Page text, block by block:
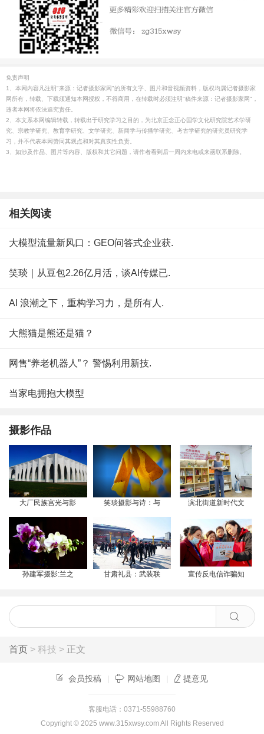
免责声明
1、本网内容凡注明"来源：记者摄影家网"的所有文字、图片和音视频资料，版权均属记者摄影家
网所有，转载、下载须通知本网授权，不得商用，在转载时必须注明"稿件来源：记者摄影家网"，
违者本网将依法追究责任。
2、本文系本网编辑转载，转载出于研究学习之目的，为北京正念正心国学文化研究院艺术学研
究、宗教学研究、教育学研究、文学研究、新闻学与传播学研究、考古学研究的研究员研究学
习，并不代表本网赞同其观点和对其真实性负责。
3、如涉及作品、图片等内容、版权和其它问题，请作者看到后一周内来电或来函联系删除。
相关阅读
大模型流量新风口：GEO问答式企业获.
笑琰｜从豆包2.26亿月活，谈AI传媒已.
AI 浪潮之下，重构学习力，是所有人.
大熊猫是熊还是猫？
网售“养老机器人”？ 警惕利用新技.
当家电拥抱大模型
摄影作品
大厂民族宫光与影 笑琰摄影与诗：与 滨北街道新时代文
孙建军摄影:兰之 甘肃礼县：武装联 宣传反电信诈骗知
首页 > 科技 > 正文
会员投稿 | 网站地图 | 提意见
客服电话：0371-55988760
Copyright © 2025 www.315xwsy.com All Rights Reserved